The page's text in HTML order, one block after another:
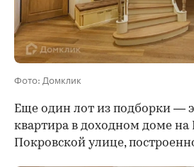
Фото: Домклик
Еще один лот из подборки —
квартира в доходном доме
Покровской улице,